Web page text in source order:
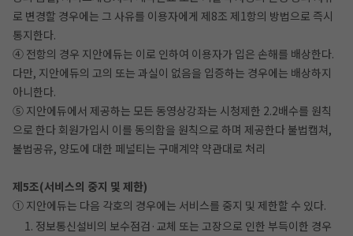
로 변경할 경우에는 그 사유를 이용자에게 제8조 제1항의 방법으로 즉시
통지한다.
④ 전항의 경우 지안에듀는 이로 인하여 이용자가 입은 손해를 배상한다.
다만, 지안에듀의 고의 또는 과실이 없음을 입증하는 경우에는 배상하지
아니한다.
⑤ 지안에듀에서 제공하는 모든 동영상강좌는 시청제한 2.2배수를 원칙
으로 한다 회원가입시 이를 동의함을 원칙으로 하며 제공한다 불법캡쳐,
불법공유, 양도에 대한 페널티는 구매계약 약관대로 처리
제5조(서비스의 중지 및 제한)
① 지안에듀는 다음 각호의 경우에는 서비스를 중지 및 제한할 수 있다.
1. 정보통신설비의 보수점검·교체 또는 고장으로 인한 부득이한 경우